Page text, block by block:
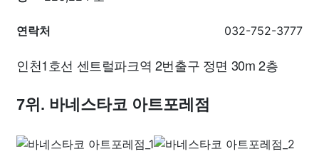
연락처 032-752-3777
인천1호선 센트럴파크역 2번출구 정면 30m 2층
7위. 바네스타코 아트포레점